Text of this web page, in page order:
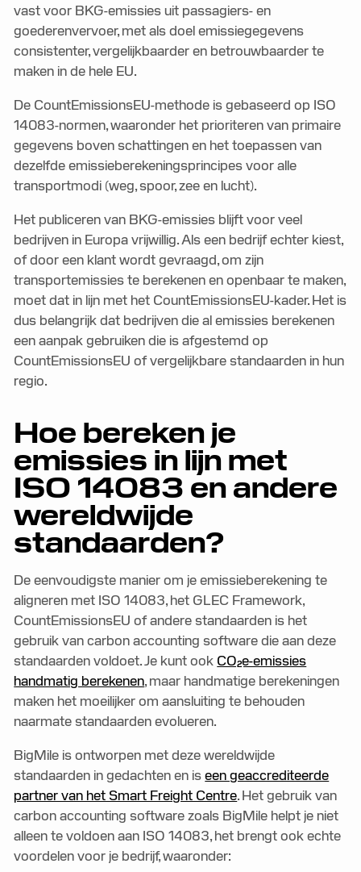
vast voor BKG-emissies uit passagiers- en
goederenvervoer, met als doel emissiegegevens
consistenter, vergelijkbaarder en betrouwbaarder te
maken in de hele EU.
De CountEmissionsEU-methode is gebaseerd op ISO
14083-normen, waaronder het prioriteren van primaire
gegevens boven schattingen en het toepassen van
dezelfde emissieberekeningsprincipes voor alle
transportmodi (weg, spoor, zee en lucht).
Het publiceren van BKG-emissies blijft voor veel
bedrijven in Europa vrijwillig. Als een bedrijf echter kiest,
of door een klant wordt gevraagd, om zijn
transportemissies te berekenen en openbaar te maken,
moet dat in lijn met het CountEmissionsEU-kader. Het is
dus belangrijk dat bedrijven die al emissies berekenen
een aanpak gebruiken die is afgestemd op
CountEmissionsEU of vergelijkbare standaarden in hun
regio.
Hoe bereken je
emissies in lijn met
ISO 14083 en andere
wereldwijde
standaarden?
De eenvoudigste manier om je emissieberekening te
aligneren met ISO 14083, het GLEC Framework,
CountEmissionsEU of andere standaarden is het
gebruik van carbon accounting software die aan deze
standaarden voldoet. Je kunt ook CO₂e-emissies
handmatig berekenen, maar handmatige berekeningen
maken het moeilijker om aansluiting te behouden
naarmate standaarden evolueren.
BigMile is ontworpen met deze wereldwijde
standaarden in gedachten en iseen geaccrediteerde
partner van het Smart Freight Centre. Het gebruik van
carbon accounting software zoals BigMile helpt je niet
alleen te voldoen aan ISO 14083, het brengt ook echte
voordelen voor je bedrijf, waaronder: